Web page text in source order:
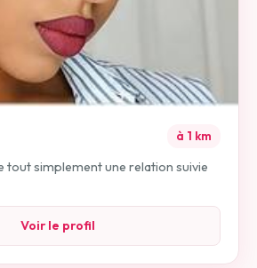
à 1 km
tout simplement une relation suivie
Voir le profil